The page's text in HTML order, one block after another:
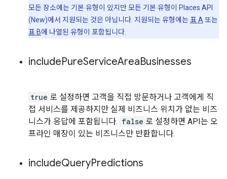
모든 장소에는 기본 유형이 있지만 모든 기본 유형이 Places API
(New)에서 지원되는 것은 아닙니다. 지원되는 유형에는표 A 또는
표 B에 나열된 유형이 포함됩니다.
includePureServiceAreaBusinesses
true 로 설정하면 고객을 직접 방문하거나 고객에게 직
접 서비스를 제공하지만 실제 비즈니스 위치가 없는 비즈
니스가 응답에 포함됩니다. false 로 설정하면 API는 오
프라인 매장이 있는 비즈니스만 반환합니다.
includeQueryPredictions